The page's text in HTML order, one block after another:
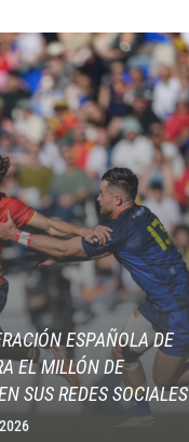
ESPAÑOLA DE
EL MILLÓN DE
SUS REDES SOCIALES